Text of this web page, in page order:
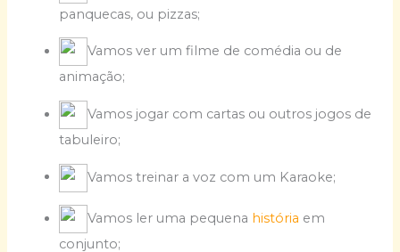
panquecas, ou pizzas;
Vamos ver um filme de comédia ou de
animação;
Vamos jogar com cartas ou outros jogos de
tabuleiro;
Vamos treinar a voz com um Karaoke;
Vamos ler uma pequena história em
conjunto;